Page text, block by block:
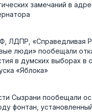
замечаний в
ЛДПР, «Справедливая
люди» пообещали
в думских выборах в
«Яблока»
Сызрани пообещали
фонтан,